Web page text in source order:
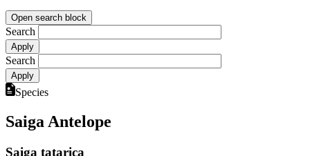
Open search block
Search
Search
Species
Saiga Antelope
Saiga tatarica